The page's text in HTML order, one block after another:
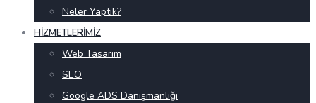
Neler Yaptık?
HIZMETLERIMIZ
Web Tasarım
SEO
Google ADS Danışmanlığı